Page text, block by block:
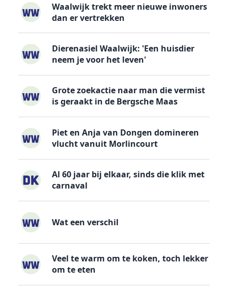
Waalwijk trekt meer nieuwe inwoners
dan er vertrekken
Dierenasiel Waalwijk: 'Een huisdier
neem je voor het leven'
Grote zoekactie naar man die vermist
is geraakt in de Bergsche Maas
Piet en Anja van Dongen domineren
vlucht vanuit Morlincourt
Al 60 jaar bij elkaar, sinds die klik met
carnaval
Wat een verschil
Veel te warm om te koken, toch lekker
om te eten